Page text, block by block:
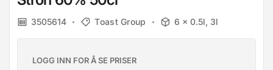
3505614 Toast Group 6 x 0.5l, 3l
LOGG INN FOR Å SE PRISER